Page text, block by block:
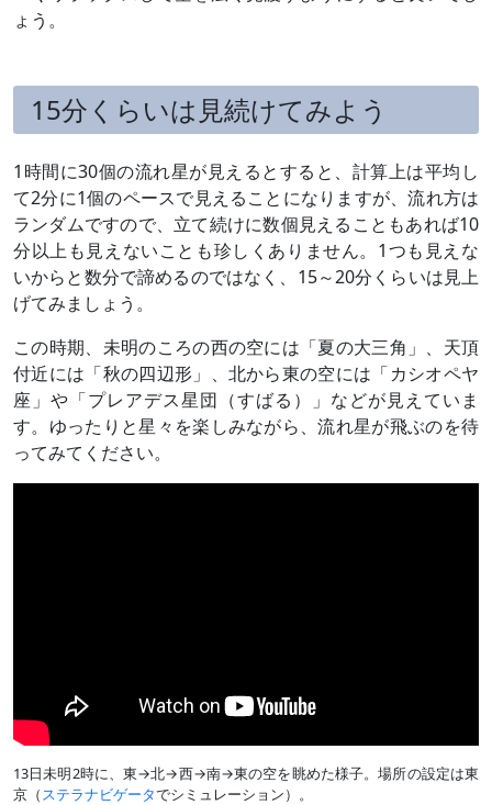
ょう。
15分くらいは見続けてみよう
1時間に30個の流れ星が見えるとすると、計算上は平均し
て2分に1個のペースで見えることになりますが、流れ方は
ランダムですので、立て続けに数個見えることもあれば10
分以上も見えないことも珍しくありません。1つも見えな
いからと数分で諦めるのではなく、15～20分くらいは見上
げてみましょう。
この時期、未明のころの西の空には「夏の大三角」、天頂
付近には「秋の四辺形」、北から東の空には「カシオペヤ
座」や「プレアデス星団（すばる）」などが見えていま
す。ゆったりと星々を楽しみながら、流れ星が飛ぶのを待
ってみてください。
13日未明2時に、東→北→西→南→東の空を眺めた様子。場所の設定は東
京（ステラナビゲータでシミュレーション）。